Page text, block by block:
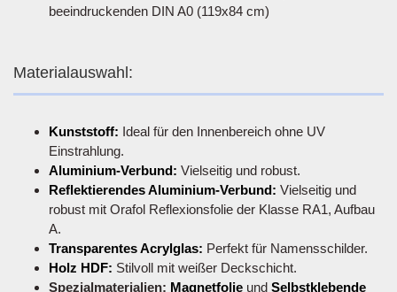
beeindruckenden DIN A0 (119x84 cm)
Materialauswahl:
Kunststoff: Ideal für den Innenbereich ohne UV
Einstrahlung.
Aluminium-Verbund: Vielseitig und robust.
Reflektierendes Aluminium-Verbund: Vielseitig und
robust mit Orafol Reflexionsfolie der Klasse RA1, Aufbau
A.
Transparentes Acrylglas: Perfekt für Namensschilder.
Holz HDF: Stilvoll mit weißer Deckschicht.
Spezialmaterialien: Magnetfolie und Selbstklebende